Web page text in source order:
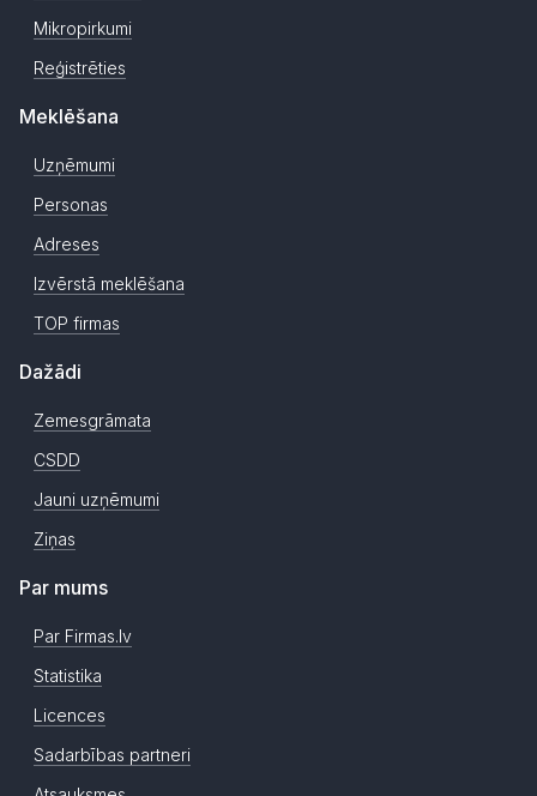
Mikropirkumi
Reģistrēties
Meklēšana
Uzņēmumi
Personas
Adreses
Izvērstā meklēšana
TOP firmas
Dažādi
Zemesgrāmata
CSDD
Jauni uzņēmumi
Ziņas
Par mums
Par Firmas.lv
Statistika
Licences
Sadarbības partneri